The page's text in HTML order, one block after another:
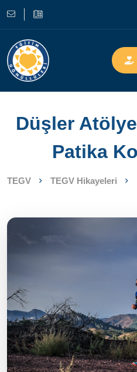
Düşler
Patika
TEGV TEGV Hikayeleri